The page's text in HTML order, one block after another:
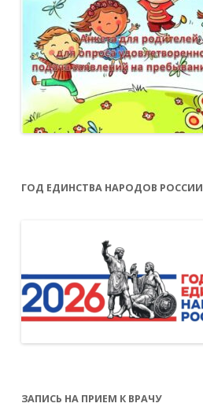
ГОД ЕДИНСТВА НАРОДОВ РОССИИ
ЗАПИСЬ НА ПРИЕМ К ВРАЧУ